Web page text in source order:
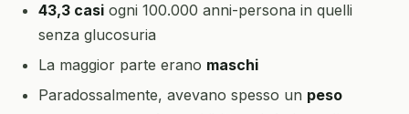
43,3 casi ogni 100.000 anni-persona in quelli
senza glucosuria
La maggior parte erano maschi
Paradossalmente, avevano spesso un peso